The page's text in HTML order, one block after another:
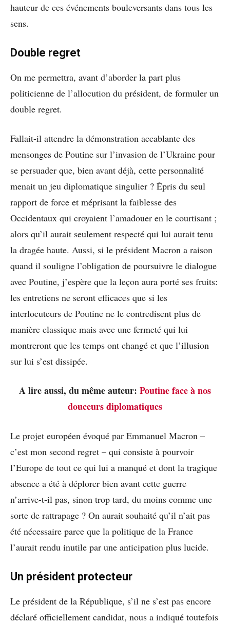
hauteur de ces événements bouleversants dans tous les
sens.
Double regret
On me permettra, avant d’aborder la part plus
politicienne de l’allocution du président, de formuler un
double regret.
Fallait-il attendre la démonstration accablante des
mensonges de Poutine sur l’invasion de l’Ukraine pour
se persuader que, bien avant déjà, cette personnalité
menait un jeu diplomatique singulier ? Épris du seul
rapport de force et méprisant la faiblesse des
Occidentaux qui croyaient l’amadouer en le courtisant ;
alors qu’il aurait seulement respecté qui lui aurait tenu
la dragée haute. Aussi, si le président Macron a raison
quand il souligne l’obligation de poursuivre le dialogue
avec Poutine, j’espère que la leçon aura porté ses fruits:
les entretiens ne seront efficaces que si les
interlocuteurs de Poutine ne le contredisent plus de
manière classique mais avec une fermeté qui lui
montreront que les temps ont changé et que l’illusion
sur lui s’est dissipée.
A lire aussi, du même auteur: Poutine face à nos
douceurs diplomatiques
Le projet européen évoqué par Emmanuel Macron –
c’est mon second regret – qui consiste à pourvoir
l’Europe de tout ce qui lui a manqué et dont la tragique
absence a été à déplorer bien avant cette guerre
n’arrive-t-il pas, sinon trop tard, du moins comme une
sorte de rattrapage ? On aurait souhaité qu’il n’ait pas
été nécessaire parce que la politique de la France
l’aurait rendu inutile par une anticipation plus lucide.
Un président protecteur
Le président de la République, s’il ne s’est pas encore
déclaré officiellement candidat, nous a indiqué toutefois